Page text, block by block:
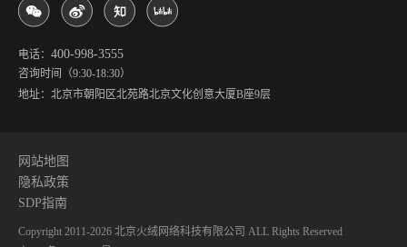
电话： 400-998-3555
咨询时间（9:30-18:30）
地址：北京市朝阳区北苑路北京文化创意大厦B座9层
Copyright 2011-2026 北京火绒网络科技有限公司 ALL Rights Reserved
网站地图
隐私政策
SDP指南